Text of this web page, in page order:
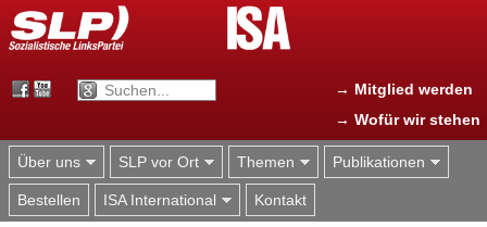
Jump to navigation
→ Mitglied werden
→ Wofür wir stehen
Über uns SLP vor Ort Themen Publikationen
Bestellen ISA International Kontakt